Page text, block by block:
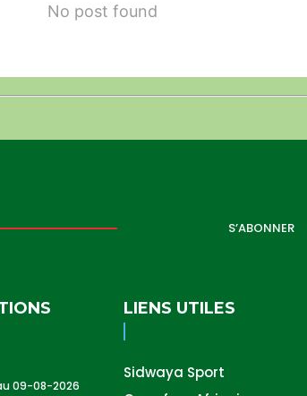
No post found
S’ABONNER
09-08-2026
LIENS UTILES
Sidwaya Sport